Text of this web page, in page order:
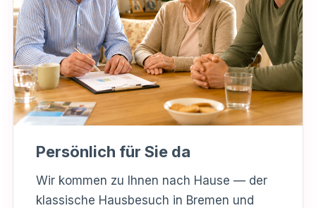
Persönlich für Sie da
Wir kommen zu Ihnen nach Hause — der
klassische Hausbesuch in Bremen und